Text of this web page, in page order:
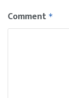
Comment *